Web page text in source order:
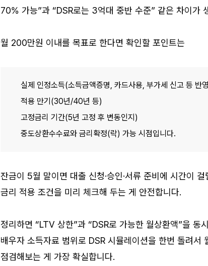
70% 가능”과 “DSR로는 3억대 중반 수준” 같은 차이가
월 200만원 이내를 목표로 한다면 확인할 포인트는
실제 인정소득(소득금액증명, 카드사용, 부가세 신고 등 반
적용 만기(30년/40년 등)
고정금리 기간(5년 고정 후 변동인지)
중도상환수수료와 금리확정(락) 가능 시점입니다.
잔금이 5월 말이면 대출 신청·승인·서류 준비에 시간이
금리 적용 조건을 미리 체크해 두는 게 안전합니다.
정리하면 “LTV 상한”과 “DSR로 가능한 월상환액”을 동
배우자 소득자료 범위로 DSR 시뮬레이션을 한번 돌려
점검해보는 게 가장 확실합니다.